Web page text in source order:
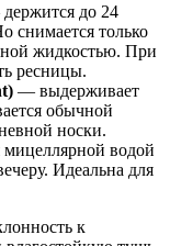
до 24
снимается только
жидкостью. При
ресницы.
— выдерживает
обычной
носки.
водой
Идеальна для
к